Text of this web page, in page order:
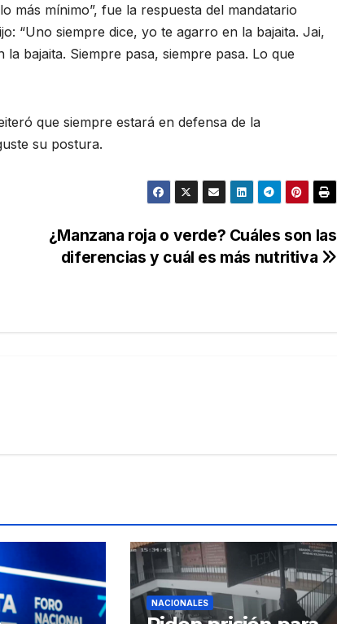
más mínimo”, fue la respuesta del mandatario
“Uno siempre dice, yo te agarro en la bajaita. Jai,
bajaita. Siempre pasa, siempre pasa. Lo que
que siempre estará en defensa de la
su postura.
¿Manzana roja o verde? Cuáles son las
diferencias y cuál es más nutritiva
NACIONALES